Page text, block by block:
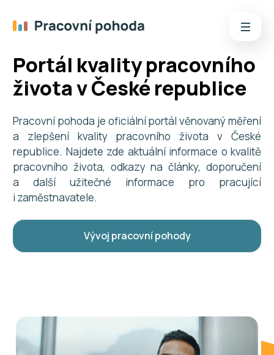
Portál kvality pracovního
života v České republice
Pracovní pohoda je oficiální portál věnovaný měření
a zlepšení kvality pracovního života v České
republice. Najdete zde aktuální informace o kvalitě
pracovního života, odkazy na články, doporučení
a další užitečné informace pro pracující
i zaměstnavatele.
Vývoj pracovní pohody